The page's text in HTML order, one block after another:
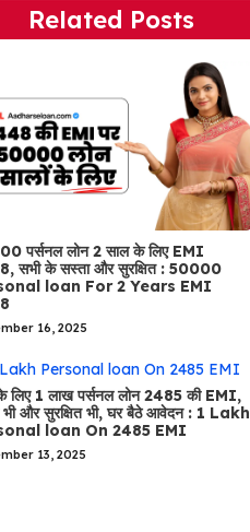
Related Posts
पर्सनल लोन 2 साल के लिए EMI
सभी के सस्ता और सुरक्षित : 50000
loan For 2 Years EMI
16, 2025
लिए 1 लाख पर्सनल लोन 2485 की EMI,
भी और सुरक्षित भी, घर बैठे आवेदन : 1 Lakh
loan On 2485 EMI
13, 2025